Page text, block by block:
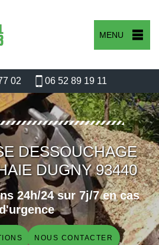
MENU
02 06 52 89 19 11
DESSOUCHAGE
DUGNY 93440
24h/24 sur 7j/7 en cas
NOUS CONTACTER